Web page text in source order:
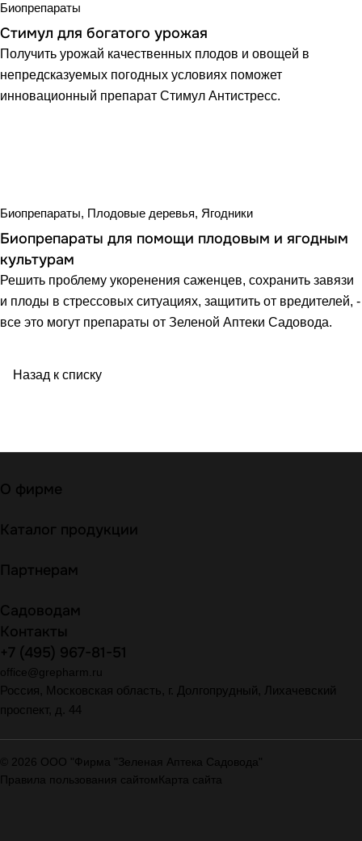
Биопрепараты
Стимул для богатого урожая
Получить урожай качественных плодов и овощей в
непредсказуемых погодных условиях поможет
инновационный препарат Стимул Антистресс.
Биопрепараты, Плодовые деревья, Ягодники
Биопрепараты для помощи плодовым и ягодным
культурам
Решить проблему укоренения саженцев, сохранить завязи
и плоды в стрессовых ситуациях, защитить от вредителей, -
все это могут препараты от Зеленой Аптеки Садовода.
Назад к списку
О фирме
Каталог продукции
Партнерам
Садоводам
Контакты
+7 (495) 967-81-51
office@grepharm.ru
Россия, Московская область, г. Долгопрудный, Лихачевский
проспект, д. 44
© 2026 ООО "Фирма "Зеленая Аптека Садовода"
Правила пользования сайтом Карта сайта